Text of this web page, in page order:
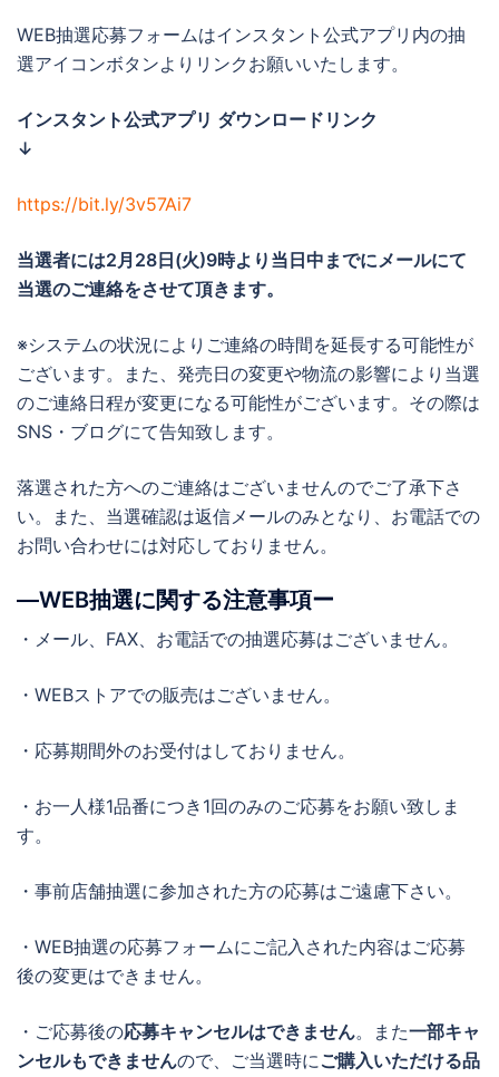
WEB抽選応募フォームはインスタント公式アプリ内の抽
選アイコンボタンよりリンクお願いいたします。
インスタント公式アプリ ダウンロードリンク
↓
https://bit.ly/3v57Ai7
当選者には2月28日(火)9時より当日中までにメールにて
当選のご連絡をさせて頂きます。
※システムの状況によりご連絡の時間を延長する可能性が
ございます。また、発売日の変更や物流の影響により当選
のご連絡日程が変更になる可能性がございます。その際は
SNS・ブログにて告知致します。
落選された方へのご連絡はございませんのでご了承下さ
い。また、当選確認は返信メールのみとなり、お電話での
お問い合わせには対応しておりません。
―WEB抽選に関する注意事項ー
・メール、FAX、お電話での抽選応募はございません。
・WEBストアでの販売はございません。
・応募期間外のお受付はしておりません。
・お一人様1品番につき1回のみのご応募をお願い致しま
す。
・事前店舗抽選に参加された方の応募はご遠慮下さい。
・WEB抽選の応募フォームにご記入された内容はご応募
後の変更はできません。
・ご応募後の応募キャンセルはできません。また一部キャ
ンセルもできませんので、ご当選時にご購入いただける品